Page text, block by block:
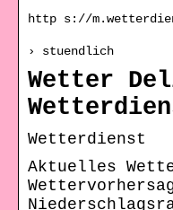
http s://
› stuendlich
Wetter
Wetterdienst
Aktuelles